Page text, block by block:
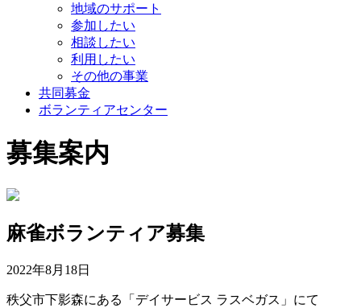
地域のサポート
参加したい
相談したい
利用したい
その他の事業
共同募金
ボランティアセンター
募集案内
麻雀ボランティア募集
2022年8月18日
秩父市下影森にある「デイサービス ラスベガス」にて